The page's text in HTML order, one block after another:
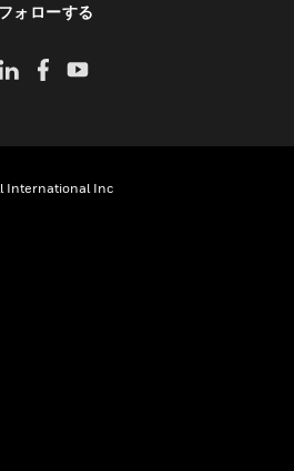
フォローする
International Inc